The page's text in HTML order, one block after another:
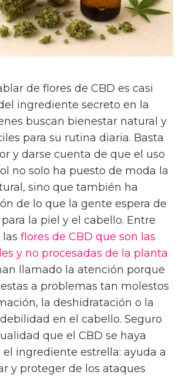
de flores de CBD es casi
ingrediente secreto en la
buscan bienestar natural y
para su rutina diaria. Basta
y darse cuenta de que el uso
no solo ha puesto de moda la
sino que también ha
de lo que la gente espera de
la piel y el cabello. Entre
las flores de CBD que son las
y no procesadas de la planta
llamado la atención porque
a problemas tan molestos
la deshidratación o la
en el cabello. Seguro
que el CBD se haya
ingrediente estrella: ayuda a
y proteger de los ataques